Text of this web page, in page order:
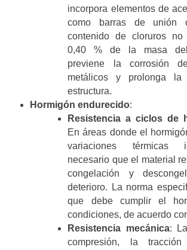
incorpora elementos de
como barras de unión
contenido de cloruros no
0,40 % de la masa del
previene la corrosión
metálicos y prolonga
estructura.
Hormigón endurecido:
Resistencia a ciclos de
En áreas donde el
variaciones térmicas
necesario que el material
congelación y
deterioro. La norma
que debe cumplir el
condiciones, de acuerdo
Resistencia mecánica:
compresión, la